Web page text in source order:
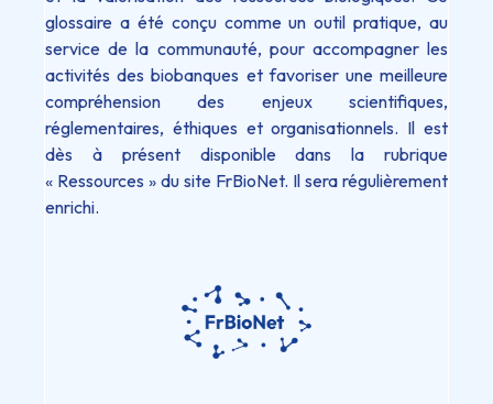
glossaire a été conçu comme un outil pratique, au
service de la communauté, pour accompagner les
activités des biobanques et favoriser une meilleure
compréhension des enjeux scientifiques,
réglementaires, éthiques et organisationnels. Il est
dès à présent disponible dans la rubrique
« Ressources » du site FrBioNet. Il sera régulièrement
enrichi.